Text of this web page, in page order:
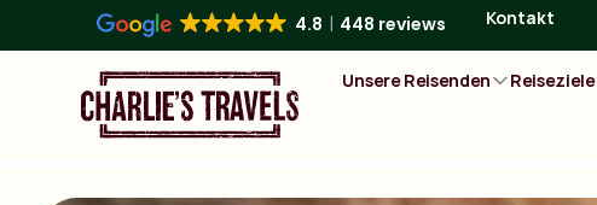
4.8 448 reviews Kontakt
Unsere Reisenden Reiseziele